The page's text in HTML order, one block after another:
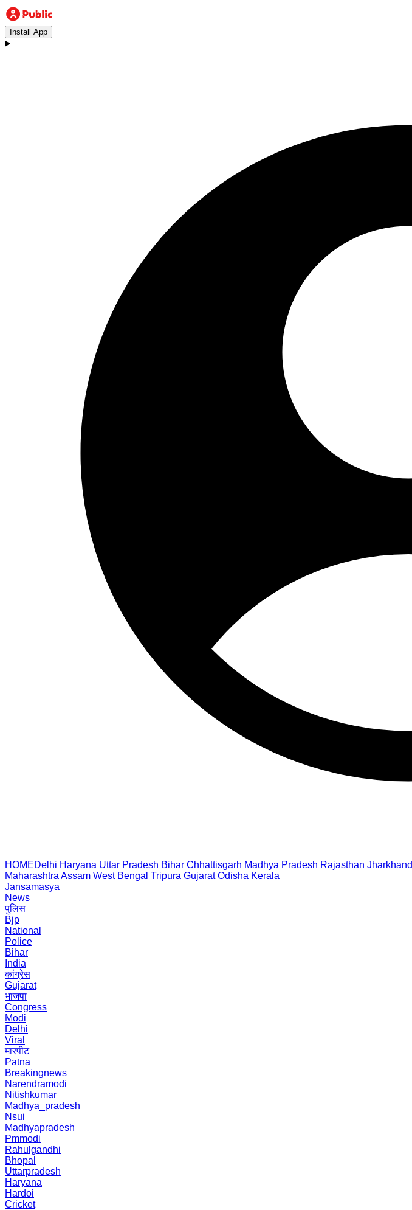
Install App
HOMEDelhi Haryana Uttar Pradesh Bihar Chhattisgarh Madhya Pradesh Rajasthan Jharkhand
Maharashtra Assam West Bengal Tripura Gujarat Odisha Kerala
Jansamasya
News
पुलिस
Bjp
National
Police
Bihar
India
कांग्रेस
Gujarat
भाजपा
Congress
Modi
Delhi
Viral
मारपीट
Patna
Breakingnews
Narendramodi
Nitishkumar
Madhya_pradesh
Nsui
Madhyapradesh
Pmmodi
Rahulgandhi
Bhopal
Uttarpradesh
Haryana
Hardoi
Cricket